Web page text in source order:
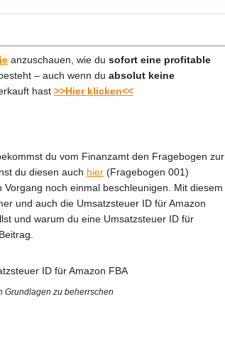
anzuschauen, wie du sofort eine profitable
– auch wenn du absolut keine
hast >>Hier klicken<<
du vom Finanzamt den Fragebogen zur
du diesen auch hier(Fragebogen 001)
noch einmal beschleunigen. Mit diesem
und auch die Umsatzsteuer ID für Amazon
und warum du eine Umsatzsteuer ID für
Grundlagen zu beherrschen